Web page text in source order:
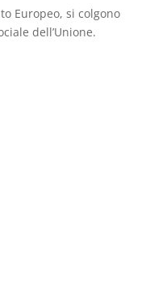
Europeo, si colgono
dell’Unione.